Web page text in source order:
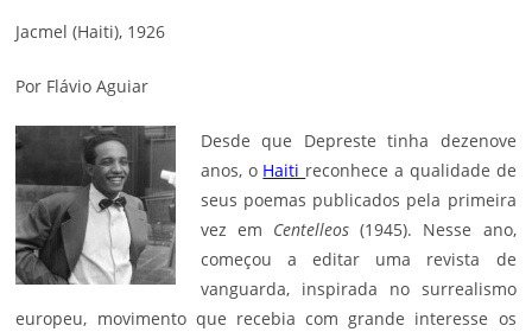
Jacmel (Haiti), 1926
Por Flávio Aguiar
Desde que Depreste tinha dezenove
anos, o Haiti reconhece a qualidade de
seus poemas publicados pela primeira
vez em Centelleos(1945). Nesse ano,
começou a editar uma revista de
vanguarda, inspirada no surrealismo
europeu, movimento que recebia com grande interesse os